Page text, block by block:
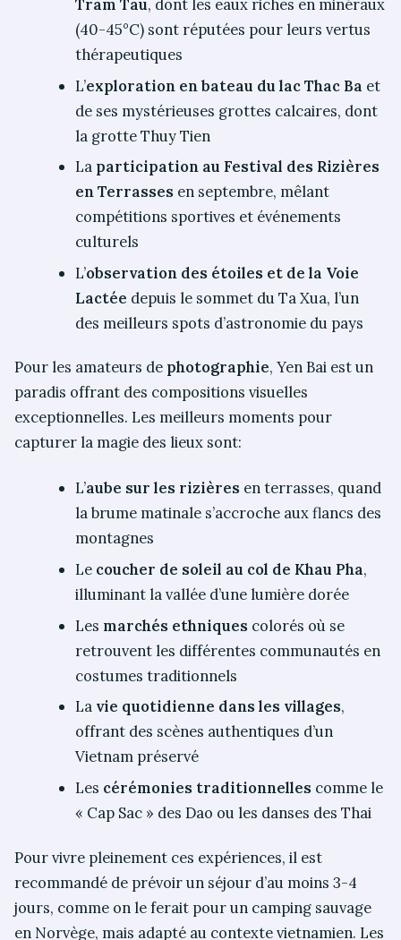
Tram Tau, dont les eaux riches en minéraux
(40-45°C) sont réputées pour leurs vertus
thérapeutiques
L’exploration en bateau du lac Thac Ba et
de ses mystérieuses grottes calcaires, dont
la grotte Thuy Tien
La participation au Festival des Rizières
en Terrasses en septembre, mêlant
compétitions sportives et événements
culturels
L’observation des étoiles et de la Voie
Lactée depuis le sommet du Ta Xua, l’un
des meilleurs spots d’astronomie du pays
Pour les amateurs de photographie, Yen Bai est un
paradis offrant des compositions visuelles
exceptionnelles. Les meilleurs moments pour
capturer la magie des lieux sont:
L’aube sur les rizières en terrasses, quand
la brume matinale s’accroche aux flancs des
montagnes
Le coucher de soleil au col de Khau Pha,
illuminant la vallée d’une lumière dorée
Les marchés ethniques colorés où se
retrouvent les différentes communautés en
costumes traditionnels
La vie quotidienne dans les villages,
offrant des scènes authentiques d’un
Vietnam préservé
Les cérémonies traditionnelles comme le
« Cap Sac » des Dao ou les danses des Thai
Pour vivre pleinement ces expériences, il est
recommandé de prévoir un séjour d’au moins 3-4
jours, comme on le ferait pour un camping sauvage
en Norvège, mais adapté au contexte vietnamien. Les